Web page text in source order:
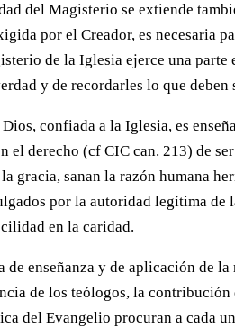
del Magisterio se extiende
por el Creador, es necesaria
de la Iglesia ejerce una
y de recordarles lo que
confiada a la Iglesia, es
el derecho (cf CIC can. 213) de
gracia, sanan la razón humana
por la autoridad legítima de
en la caridad.
de enseñanza y de aplicación de
de los teólogos, la
del Evangelio procuran a cada